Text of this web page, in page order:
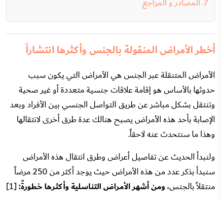
أخطر الأمراض المنقولة بالجنس وأكثرها انتشاراً
الأمراض المتنقلة عبر الجنس هي الأمراض التي يكون سبب
حدوثها بالأساس هو إقامة علاقات جنسية متعددة أو غير صحية
وتنتقل بشكل مباشر عن طريق التواصل الجنسي بين الأفراد وبعد
الإصابة بأحد هذه الأمراض يصبح هنالك عدة طرق أخرى لانتقالها
وهذا ما سنتحدث عنه لاحقاً.
ولنبدأ الحديث عن تفاصيل أعراض وطرق انتقال هذه الأمراض
سنبدأ بذكر عدد من هذه الأمراض حيث يوجد أكثر من 250 مرضاً
منتقلاً بالجنس،ومن أشهر الأمراض التناسلية وأكثرها خطورةً:[1]